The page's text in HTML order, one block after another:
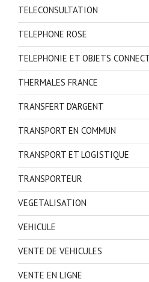
TELECONSULTATION
TELEPHONE ROSE
TELEPHONIE ET OBJETS
THERMALES FRANCE
TRANSFERT D'ARGENT
TRANSPORT EN COMMUN
TRANSPORT ET LOGISTIQUE
TRANSPORTEUR
VEGETALISATION
VEHICULE
VENTE DE VEHICULES
VENTE EN LIGNE